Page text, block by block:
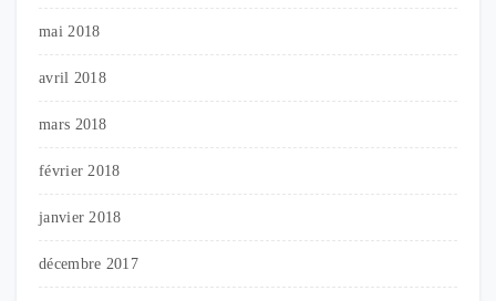
mai 2018
avril 2018
mars 2018
février 2018
janvier 2018
décembre 2017